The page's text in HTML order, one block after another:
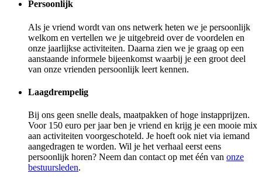
Persoonlijk
Als je vriend wordt van ons netwerk heten we je persoonlijk
welkom en vertellen we je uitgebreid over de voordelen en
onze jaarlijkse activiteiten. Daarna zien we je graag op een
aanstaande informele bijeenkomst waarbij je een groot deel
van onze vrienden persoonlijk leert kennen.
Laagdrempelig
Bij ons geen snelle deals, maatpakken of hoge instapprijzen.
Voor 150 euro per jaar ben je vriend en krijg je een mooie mix
aan activiteiten voorgeschoteld. Je hoeft ook niet via iemand
aangedragen te worden. Wil je het verhaal eerst eens
persoonlijk horen? Neem dan contact op met één van onze
bestuursleden.